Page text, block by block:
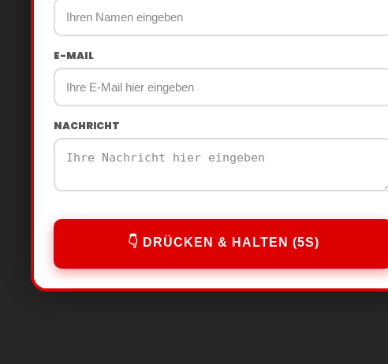
E-MAIL
NACHRICHT
👇 DRÜCKEN & HALTEN (5S)